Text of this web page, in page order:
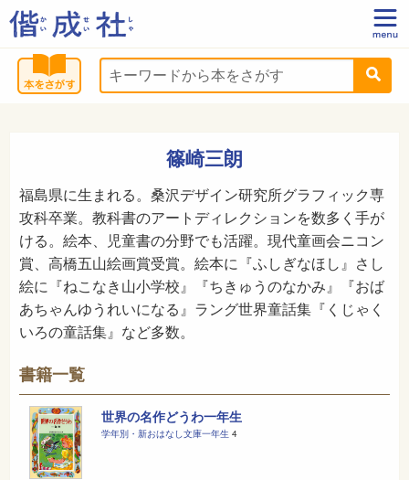
篠崎三朗
福島県に生まれる。桑沢デザイン研究所グラフィック専
攻科卒業。教科書のアートディレクションを数多く手が
ける。絵本、児童書の分野でも活躍。現代童画会ニコン
賞、高橋五山絵画賞受賞。絵本に『ふしぎなほし』さし
絵に『ねこなき山小学校』『ちきゅうのなかみ』『おば
あちゃんゆうれいになる』ラング世界童話集『くじゃく
いろの童話集』など多数。
書籍一覧
世界の名作どうわ一年生
学年別・新おはなし文庫一年生 4